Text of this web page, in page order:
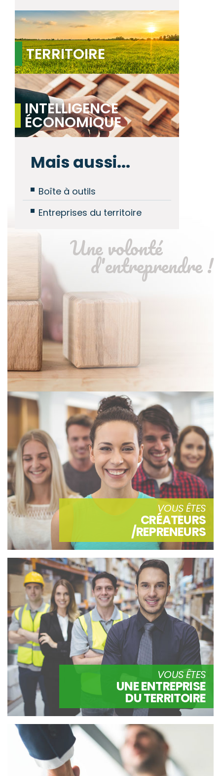
TERRITOIRE
INTELLIGENCE
ÉCONOMIQUE
Mais aussi...
Boîte à outils
Entreprises du territoire
Une volonté
d'entreprendre !
VOUS ÊTES
CRÉATEURS
/REPRENEURS
VOUS ÊTES
UNE ENTREPRISE
DU TERRITOIRE